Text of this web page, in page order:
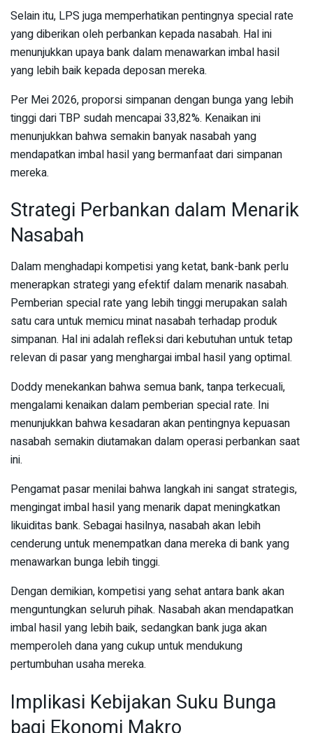
Selain itu, LPS juga memperhatikan pentingnya special rate
yang diberikan oleh perbankan kepada nasabah. Hal ini
menunjukkan upaya bank dalam menawarkan imbal hasil
yang lebih baik kepada deposan mereka.
Per Mei 2026, proporsi simpanan dengan bunga yang lebih
tinggi dari TBP sudah mencapai 33,82%. Kenaikan ini
menunjukkan bahwa semakin banyak nasabah yang
mendapatkan imbal hasil yang bermanfaat dari simpanan
mereka.
Strategi Perbankan dalam Menarik
Nasabah
Dalam menghadapi kompetisi yang ketat, bank-bank perlu
menerapkan strategi yang efektif dalam menarik nasabah.
Pemberian special rate yang lebih tinggi merupakan salah
satu cara untuk memicu minat nasabah terhadap produk
simpanan. Hal ini adalah refleksi dari kebutuhan untuk tetap
relevan di pasar yang menghargai imbal hasil yang optimal.
Doddy menekankan bahwa semua bank, tanpa terkecuali,
mengalami kenaikan dalam pemberian special rate. Ini
menunjukkan bahwa kesadaran akan pentingnya kepuasan
nasabah semakin diutamakan dalam operasi perbankan saat
ini.
Pengamat pasar menilai bahwa langkah ini sangat strategis,
mengingat imbal hasil yang menarik dapat meningkatkan
likuiditas bank. Sebagai hasilnya, nasabah akan lebih
cenderung untuk menempatkan dana mereka di bank yang
menawarkan bunga lebih tinggi.
Dengan demikian, kompetisi yang sehat antara bank akan
menguntungkan seluruh pihak. Nasabah akan mendapatkan
imbal hasil yang lebih baik, sedangkan bank juga akan
memperoleh dana yang cukup untuk mendukung
pertumbuhan usaha mereka.
Implikasi Kebijakan Suku Bunga
bagi Ekonomi Makro